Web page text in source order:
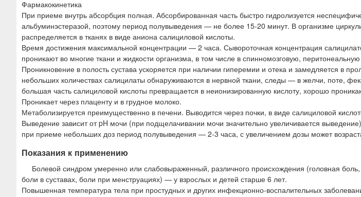
Фармакокинетика
При приеме внутрь абсорбция полная. Абсорбированная часть быстро гидролизуется
альбуминэстеразой, поэтому период полувыведения — не более 15-20 минут. В организме
распределяется в тканях в виде аниона салициловой кислоты.
Время достижения максимальной концентрации — 2 часа. Сывороточная концентрация
проникают во многие ткани и жидкости организма, в том числе в спинномозговую,
Проникновение в полость сустава ускоряется при наличии гиперемии и отека и замедляется в
небольших количествах салицилаты обнаруживаются в нервной ткани, следы — в желчи, поте,
большая часть салициловой кислоты превращается в неионизированную кислоту, хорошо
Проникает через плаценту и в грудное молоко.
Метаболизируется преимущественно в печени. Выводится через почки, в виде салициловой
Выведение зависит от pH мочи (при подщелачивании мочи значительно увеличивается
при приеме небольших доз период полувыведения — 2-3 часа, с увеличением дозы может
Показания к применению
Болевой синдром умеренно или слабовыраженный, различного происхождения (головная
боли в суставах, боли при менструациях) — у взрослых и детей старше 6 лет.
Повышенная температура тела при простудных и других инфекционно-воспалительных